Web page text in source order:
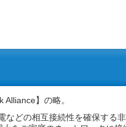
Alliance】の略。
などの相互接続性を確保する